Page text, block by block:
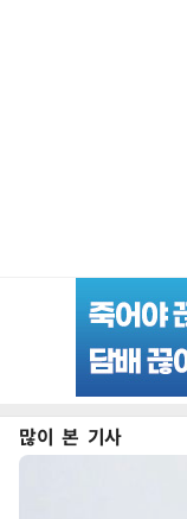
많이 본 기사